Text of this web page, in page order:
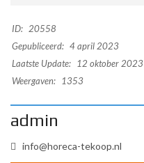
ID: 20558
Gepubliceerd: 4 april 2023
Laatste Update:
12 oktober 2023
Weergaven:
1353
admin
info@horeca-tekoop.nl